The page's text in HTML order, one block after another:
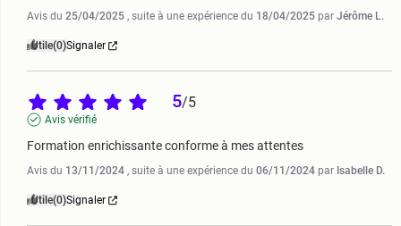
Avis du 25/04/2025 , suite à une expérience du 18/04/2025 par Jérôme L.
Utile(0)Signaler
5/5
Avis vérifié
Formation enrichissante conforme à mes attentes
Avis du 13/11/2024 , suite à une expérience du 06/11/2024 par Isabelle D.
Utile(0)Signaler